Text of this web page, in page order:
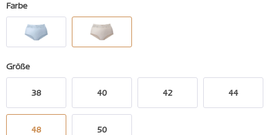
Farbe
Größe
38 40 42 44
48 50